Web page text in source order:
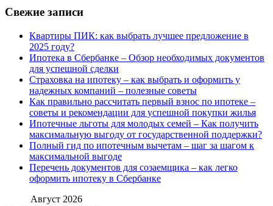
Свежие записи
Квартиры ПИК: как выбрать лучшее предложение в
2025 году?
Ипотека в Сбербанке – Обзор необходимых документов
для успешной сделки
Страховка на ипотеку – как выбрать и оформить у
надежных компаний – полезные советы
Как правильно рассчитать первый взнос по ипотеке –
советы и рекомендации для успешной покупки жилья
Ипотечные льготы для молодых семей – Как получить
максимальную выгоду от государственной поддержки?
Полный гид по ипотечным вычетам – шаг за шагом к
максимальной выгоде
Перечень документов для созаемщика – как легко
оформить ипотеку в Сбербанке
Август 2026